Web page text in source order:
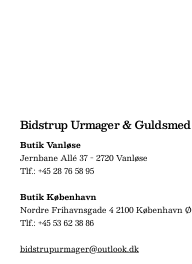
Bidstrup Urmager & Guldsmed
Butik Vanløse
Jernbane Allé 37 - 2720 Vanløse
Tlf.: +45 28 76 58 95
Butik København
Nordre Frihavnsgade 4 2100 København Ø
Tlf.: +45 53 62 38 86
bidstrupurmager@outlook.dk